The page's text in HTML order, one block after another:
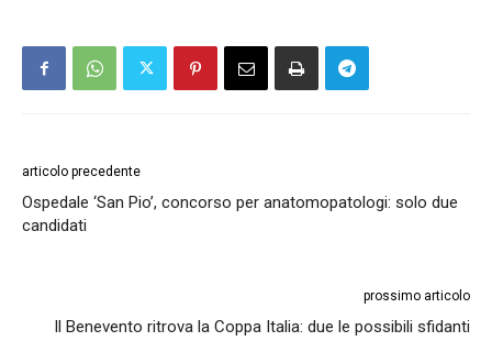
articolo precedente
Ospedale ‘San Pio’, concorso per anatomopatologi: solo due
candidati
prossimo articolo
Il Benevento ritrova la Coppa Italia: due le possibili sfidanti